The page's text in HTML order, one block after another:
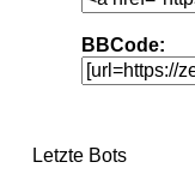
BBCode:
Letzte Bots